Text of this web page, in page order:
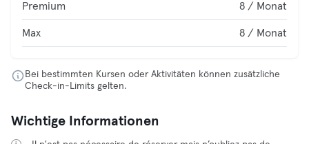
Premium 8 / Monat
Max 8 / Monat
Bei bestimmten Kursen oder Aktivitäten können zusätzliche
Check-in-Limits gelten.
Wichtige Informationen